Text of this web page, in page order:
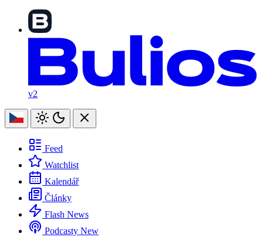
v2
Feed
Watchlist
Kalendář
Články
Flash News
Podcasty New